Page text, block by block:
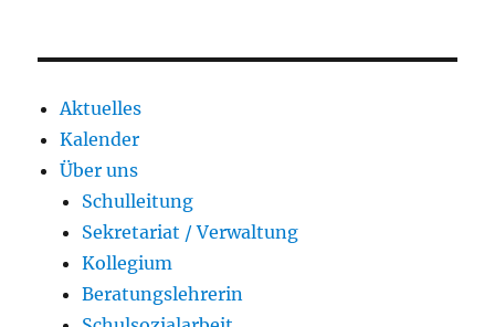
Aktuelles
Kalender
Über uns
Schulleitung
Sekretariat / Verwaltung
Kollegium
Beratungslehrerin